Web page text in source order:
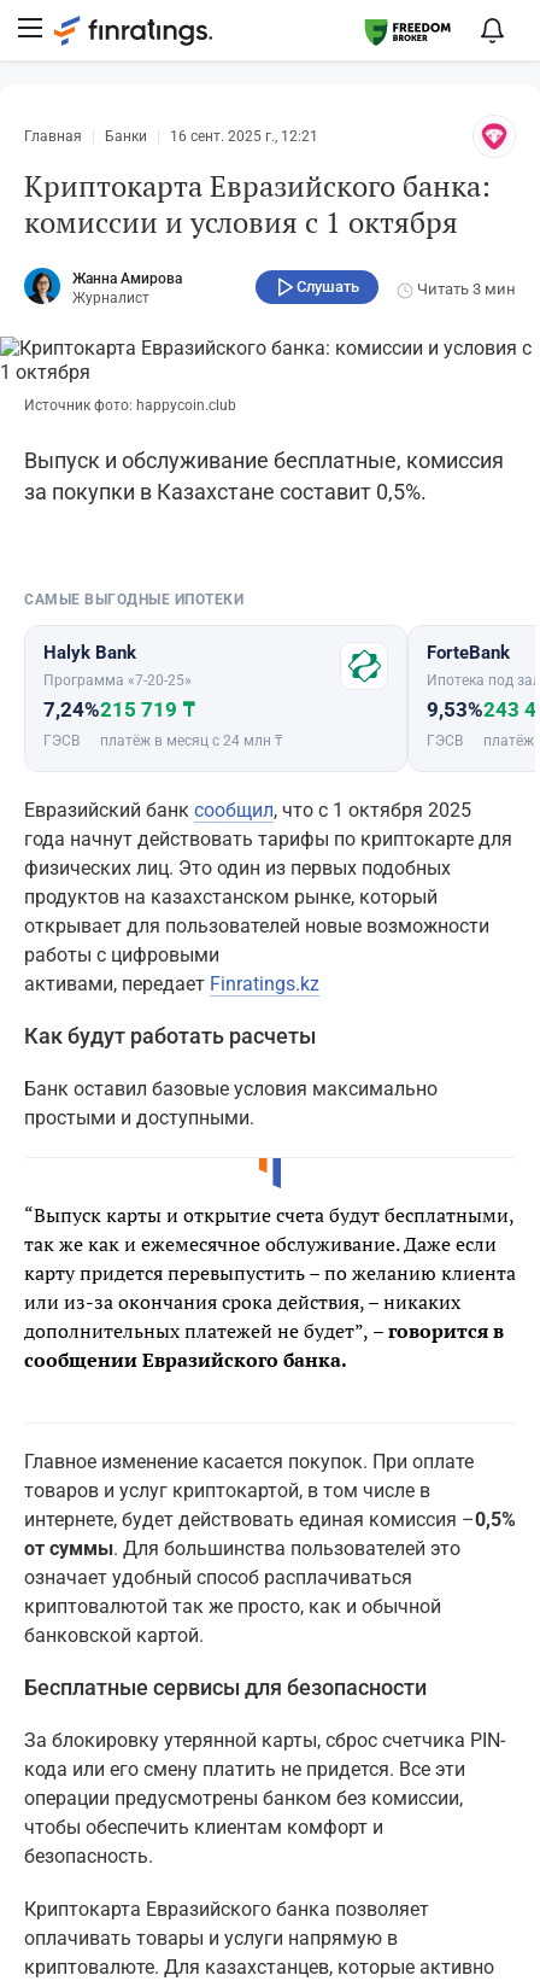
Главная Банки 16 сент. 2025 г., 12:21
Криптокарта Евразийского банка:
комиссии и условия с 1 октября
Жанна Амирова
Журналист
Слушать Читать 3 мин
Источник фото: happycoin.club
Выпуск и обслуживание бесплатные, комиссия
за покупки в Казахстане составит 0,5%.
САМЫЕ ВЫГОДНЫЕ ИПОТЕКИ
Halyk Bank
Программа «7-20-25»
7,24%
ГЭСВ
215 719 ₸
платёж в месяц с 24 млн ₸
ForteBank
Ипотека под
9,53%
ГЭСВ
243
платёж
Евразийский банк сообщил, что с 1 октября 2025
года начнут действовать тарифы по криптокарте для
физических лиц. Это один из первых подобных
продуктов на казахстанском рынке, который
открывает для пользователей новые возможности
работы с цифровыми
активами, передает Finratings.kz
Как будут работать расчеты
Банк оставил базовые условия максимально
простыми и доступными.
“Выпуск карты и открытие счета будут бесплатными,
так же как и ежемесячное обслуживание. Даже если
карту придется перевыпустить – по желанию клиента
или из-за окончания срока действия, – никаких
дополнительных платежей не будет”, – говорится в
сообщении Евразийского банка.
Главное изменение касается покупок. При оплате
товаров и услуг криптокартой, в том числе в
интернете, будет действовать единая комиссия –0,5%
от суммы. Для большинства пользователей это
означает удобный способ расплачиваться
криптовалютой так же просто, как и обычной
банковской картой.
Бесплатные сервисы для безопасности
За блокировку утерянной карты, сброс счетчика PIN-
кода или его смену платить не придется. Все эти
операции предусмотрены банком без комиссии,
чтобы обеспечить клиентам комфорт и
безопасность.
Криптокарта Евразийского банка позволяет
оплачивать товары и услуги напрямую в
криптовалюте. Для казахстанцев, которые активно